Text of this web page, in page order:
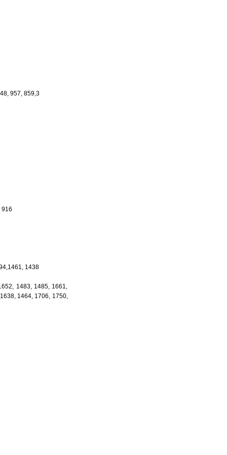
957, 859,3
916
1438
1483, 1485, 1661,
1464, 1706, 1750,